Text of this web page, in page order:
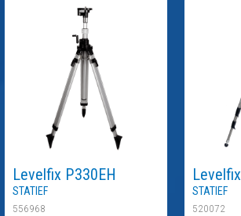
Levelfix P330EH
Statief
556968
Levelfix
Statief
520072